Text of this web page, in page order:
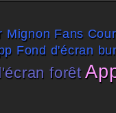
mignon fans
fond d'écran
forêt